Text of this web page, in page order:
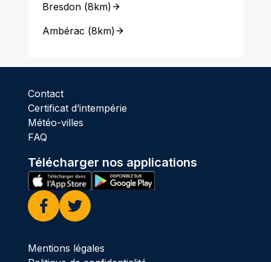
Bresdon(8km)
Ambérac (8km)
Contact
Certificat d’intempérie
Météo-villes
FAQ
Télécharger nos applications
Facebook
Twitter
Mentions légales